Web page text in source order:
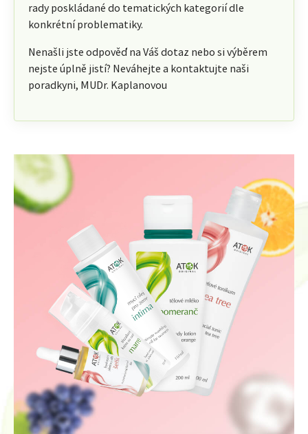
rady poskládané do tematických kategorií dle
konkrétní problematiky.
Nenašli jste odpověď na Váš dotaz nebo si výběrem
nejste úplně jistí? Neváhejte a kontaktujte naši
poradkyni, MUDr. Kaplanovou